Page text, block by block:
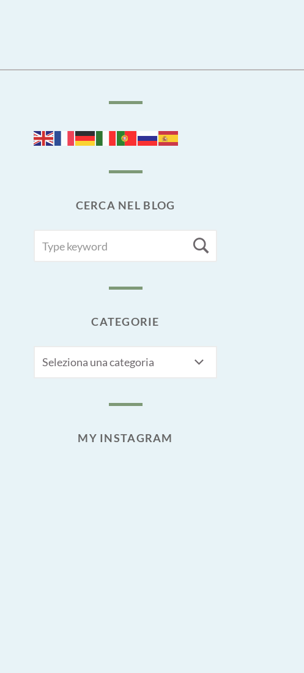
CERCA NEL BLOG
FOR:
CATEGORIE
MY INSTAGRAM